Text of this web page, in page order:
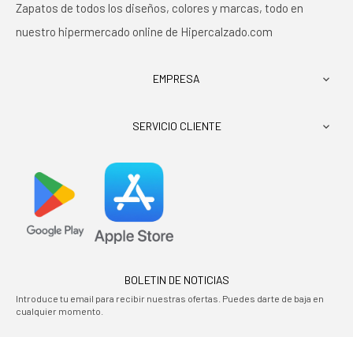
Zapatos de todos los diseños, colores y marcas, todo en
nuestro hipermercado online de Hipercalzado.com
EMPRESA 
SERVICIO CLIENTE 
BOLETIN DE NOTICIAS
Introduce tu email para recibir nuestras ofertas. Puedes darte de baja en
cualquier momento.